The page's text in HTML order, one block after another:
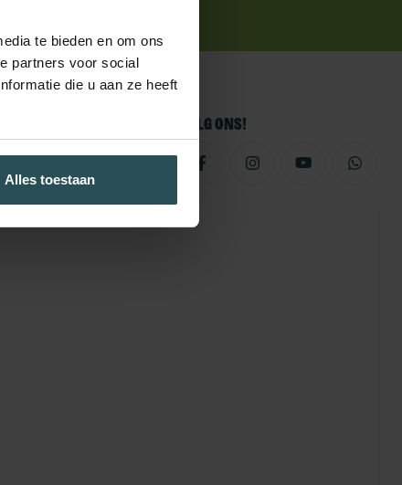
te bieden en om ons
partners voor social
die u aan ze heeft
Alles toestaan
Volg ons!